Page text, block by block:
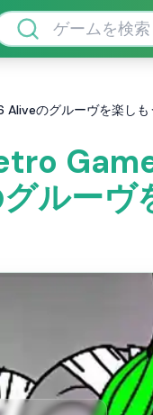
のグルーヴを楽しも
ルーヴ